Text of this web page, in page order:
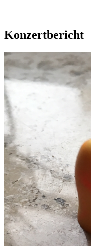
Konzertbericht